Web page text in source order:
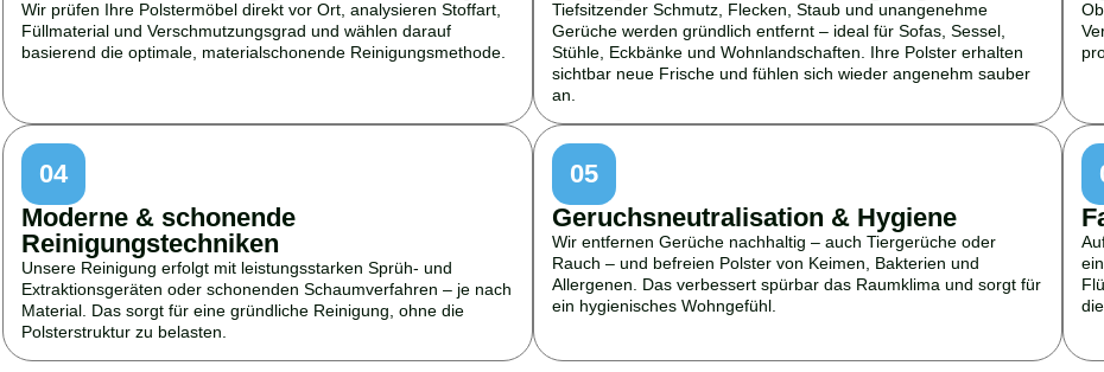
Wir prüfen Ihre Polstermöbel direkt vor Ort, analysieren Stoffart,
Füllmaterial und Verschmutzungsgrad und wählen darauf
basierend die optimale, materialschonende Reinigungsmethode.
Tiefsitzender Schmutz, Flecken, Staub und unangenehme
Gerüche werden gründlich entfernt – ideal für Sofas, Sessel,
Stühle, Eckbänke und Wohnlandschaften. Ihre Polster erhalten
sichtbar neue Frische und fühlen sich wieder angenehm sauber
an.
04
Moderne & schonende
Reinigungstechniken
Unsere Reinigung erfolgt mit leistungsstarken Sprüh- und
Extraktionsgeräten oder schonenden Schaumverfahren – je nach
Material. Das sorgt für eine gründliche Reinigung, ohne die
Polsterstruktur zu belasten.
05
Geruchsneutralisation & Hygiene
Wir entfernen Gerüche nachhaltig – auch Tiergerüche oder
Rauch – und befreien Polster von Keimen, Bakterien und
Allergenen. Das verbessert spürbar das Raumklima und sorgt für
ein hygienisches Wohngefühl.